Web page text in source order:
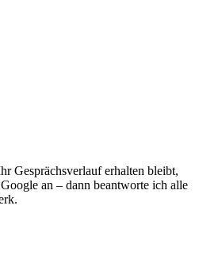
Gesprächsverlauf erhalten bleibt,
an – dann beantworte ich alle